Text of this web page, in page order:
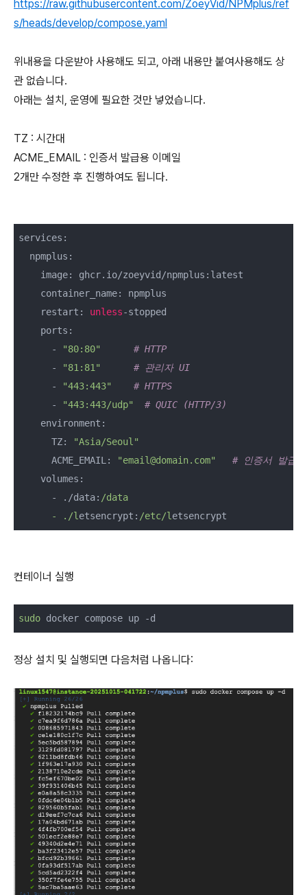
https://raw.githubusercontent.com/ZoeyVid/NPMplus/ref
s/heads/develop/compose.yaml
위내용을 다운받아 사용해도 되고, 아래 내용만 붙여사용해도 상
관 없습니다.
아래는 설치, 운영에 필요한 것만 넣었습니다.
TZ : 시간대
ACME_EMAIL : 인증서 발급용 이메일
2개만 수정한 후 진행하여도 됩니다.
services:
  npmplus:
    image: ghcr.io/zoeyvid/npmplus:latest
    container_name: npmplus
    restart:
unless-stopped
    ports:
      -
"80:80"
# HTTP
      -
"81:81"
# 관리자 UI
      -
"443:443"
# HTTPS
      -
"443:443/udp"
# QUIC (HTTP/3)
    environment:
      TZ:
"Asia/Seoul"
      ACME_EMAIL:
"email@domain.com"
# 인증서 발급
    volumes:
      - ./data:
/data
      - ./l
etsencrypt: /etc/l etsencrypt
컨테이너 실행
sudo docker compose up -d
정상 설치 및 실행되면 다음처럼 나옵니다: